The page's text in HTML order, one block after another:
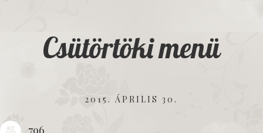
Csütörtöki menü
2015. ÁPRILIS 30.
796